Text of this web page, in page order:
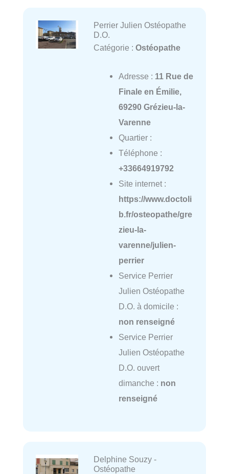
Perrier Julien Ostéopathe
D.O.
Catégorie : Ostéopathe
Adresse : 11 Rue de
Finale en Émilie,
69290 Grézieu-la-
Varenne
Quartier :
Téléphone :
+33664919792
Site internet :
https://www.doctoli
b.fr/osteopathe/gre
zieu-la-
varenne/julien-
perrier
Service Perrier
Julien Ostéopathe
D.O. à domicile :
non renseigné
Service Perrier
Julien Ostéopathe
D.O. ouvert
dimanche : non
renseigné
Delphine Souzy -
Ostéopathe